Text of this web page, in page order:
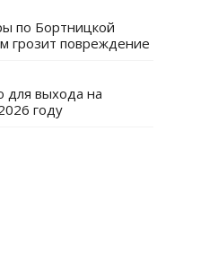
по Бортницкой
грозит повреждение
для выхода на
году